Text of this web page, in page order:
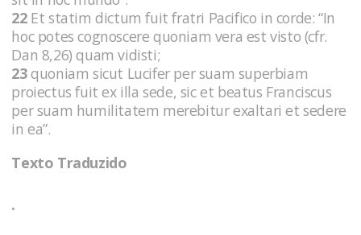
22Et statim dictum fuit fratri Pacifico in corde: “In
hoc potes cognoscere quoniam vera est visto (cfr.
Dan 8,26) quam vidisti;
23quoniam sicut Lucifer per suam superbiam
proiectus fuit ex illa sede, sic et beatus Franciscus
per suam humilitatem merebitur exaltari et sedere
in ea”.
Texto Traduzido
.